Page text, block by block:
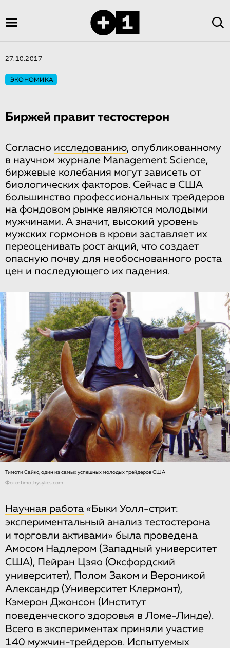
27.10.2017
ЭКОНОМИКА
Биржей правит тестостерон
Согласно исследованию, опубликованному
в научном журнале Management Science,
биржевые колебания могут зависеть от
биологических факторов. Сейчас в США
большинство профессиональных трейдеров
на фондовом рынке являются молодыми
мужчинами. А значит, высокий уровень
мужских гормонов в крови заставляет их
переоценивать рост акций, что создает
опасную почву для необоснованного роста
цен и последующего их падения.
Тимоти Сайкс, один из самых успешных молодых трейдеров США
Фото: timothysykes.com
Научная работа «Быки Уолл-стрит:
экспериментальный анализ тестостерона
и торговли активами» была проведена
Амосом Надлером (Западный университет
США), Пейран Цзяо (Оксфордский
университет), Полом Заком и Вероникой
Александр (Университет Клермонт),
Кэмерон Джонсон (Институт
поведенческого здоровья в Ломе-Линде).
Всего в экспериментах приняли участие
140 мужчин-трейдеров. Испытуемых